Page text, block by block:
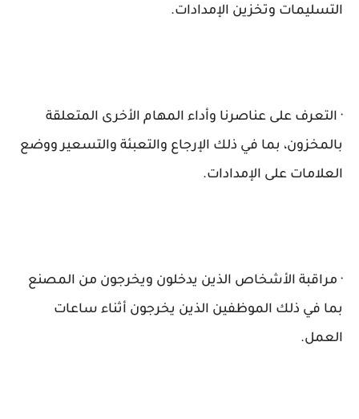
التسليمات وتخزين الإمدادات.
· التعرف على عناصرنا وأداء المهام الأخرى المتعلقة
بالمخزون، بما في ذلك الإرجاع والتعبئة والتسعير ووضع
العلامات على الإمدادات.
· مراقبة الأشخاص الذين يدخلون ويخرجون من المصنع
بما في ذلك الموظفين الذين يخرجون أثناء ساعات
العمل.